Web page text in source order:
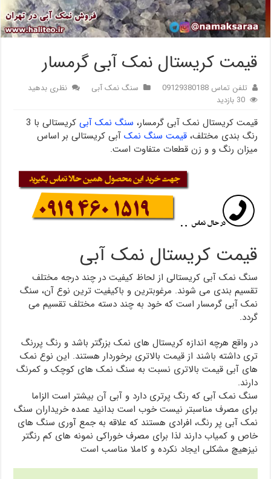
قیمت کریستال نمک آبی گرمسار
تلفن تماس 09129380188 سنگ نمک آبی
نظری بدهید
30 بازدید
قیمت کریستال نمک آبی گرمسار، سنگ نمک آبی
کریستالی با 3
رنگ بندی مختلف،قیمت سنگ نمک آبی کریستالی بر اساس
میزان رنگ و و زن قطعات متفاوت است.
قیمت کریستال نمک آبی
سنگ نمک آبی کریستالی از لحاظ کیفیت در چند درجه مختلف
تقسیم بندی می شوند. مرغوبترین و باکیفیت ترین نوع آن، سنگ
نمک آبی گرمسار است که خود به چند دسته مختلف تقسیم می
گردد.
در واقع هرچه اندازه کریستال های نمک بزرگتر باشد و رنگ پررنگ
تری داشته باشند از قیمت بالاتری برخوردار هستند. این نوع نمک
های آبی قیمت بالاتری نسبت به سنگ نمک های کوچک و کمرنگ
دارند.
سنگ نمک آبی که رنگ پرتری دارد و آبی آن بیشتر است الزاما
برای مصرف مناسبتر نیست خوب است بدانید عمده خریداران سنگ
نمک آبی پر رنگ، افرادی هستند که علاقه به جمع آوری سنگ های
خاص و کمیاب دارند لذا برای مصرف خوراکی نمونه های کم رنگتر
نیزهیچ مشکلی ایجاد نکرده و کاملا مناسب است